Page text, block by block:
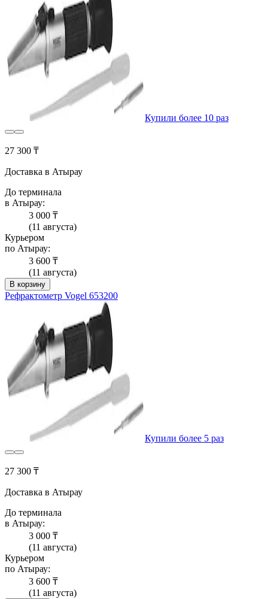
Купили более 10 раз
27 300 ₸
Доставка в Атырау
До терминала
в Атырау:
3 000 ₸
(11 августа)
Курьером
по Атырау:
3 600 ₸
(11 августа)
В корзину
Рефрактометр Vogel 653200
Купили более 5 раз
27 300 ₸
Доставка в Атырау
До терминала
в Атырау:
3 000 ₸
(11 августа)
Курьером
по Атырау:
3 600 ₸
(11 августа)